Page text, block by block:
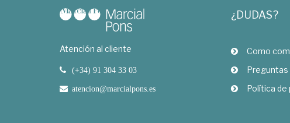
Atención al cliente
(+34) 91 304 33 03
atencion@marcialpons.es
¿DUDAS?
Como
Política de